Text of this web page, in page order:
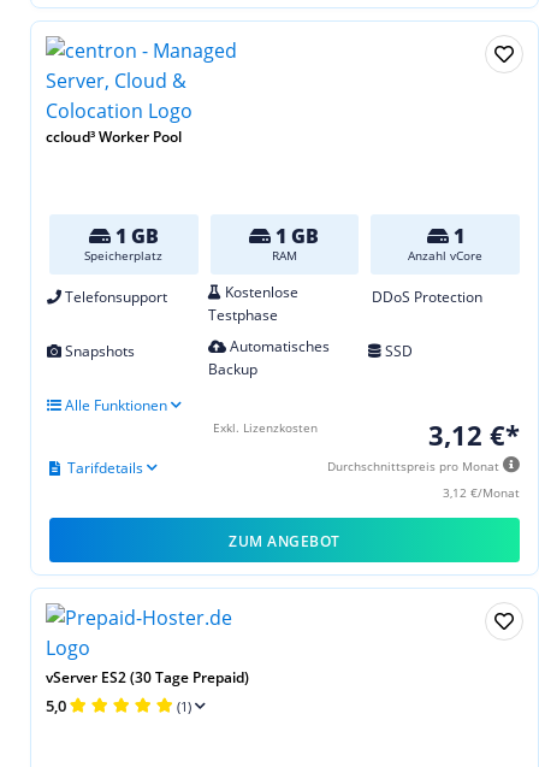
ccloud³ Worker Pool
1 GB
Speicherplatz
1 GB
RAM
1
Anzahl vCore
Telefonsupport
Kostenlose
Testphase
DDoS Protection
Snapshots
Automatisches
Backup
SSD
Alle Funktionen
3,12 €*
Durchschnittspreis pro Monat
3,12 €/Monat
Tarifdetails
Exkl. Lizenzkosten
ZUM ANGEBOT
vServer ES2 (30 Tage Prepaid)
5,0 (1)